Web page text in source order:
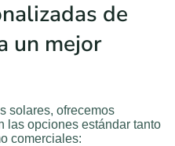
de
un mejor
solares, ofrecemos
las opciones estándar tanto
comerciales: